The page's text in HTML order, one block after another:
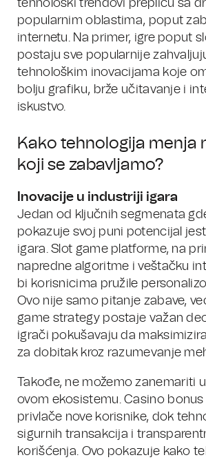
tehnološki trendovi prepliću sa
popularnim oblastima, poput
internetu. Na primer, igre poput
postaju sve popularnije
tehnološkim inovacijama koje
bolju grafiku, brže učitavanje i
iskustvo.
Kako tehnologija menja
koji se zabavljamo?
Inovacije u industriji igara
Jedan od ključnih segmenata
pokazuje svoj puni potencijal
igara. Slot game platforme, na
napredne algoritme i veštačku
bi korisnicima pružile
Ovo nije samo pitanje zabave,
game strategy postaje važan
igrači pokušavaju da
za dobitak kroz razumevanje
Takođe, ne možemo zanemariti
ovom ekosistemu. Casino
privlače nove korisnike, dok
sigurnih transakcija i
korišćenja. Ovo pokazuje kako